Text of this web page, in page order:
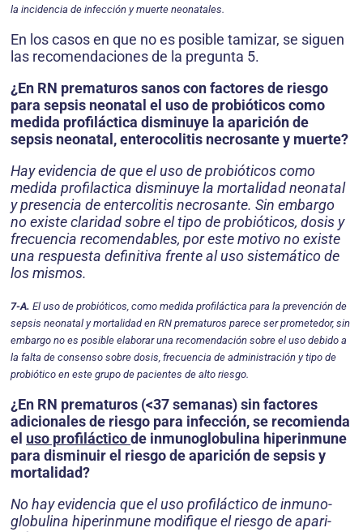
la incidencia de infección y muerte neonatales.
En los casos en que no es posible tamizar, se siguen
las recomendaciones de la pregunta 5.
¿En RN prematuros sanos con factores de riesgo
para sepsis neonatal el uso de probióticos como
medida profiláctica disminuye la aparición de
sepsis neonatal, enterocolitis necrosante y muerte?
Hay evidencia de que el uso de probióticos como
medida profilactica disminuye la mortalidad neonatal
y presencia de entercolitis necrosante. Sin embargo
no existe claridad sobre el tipo de probióticos, dosis y
frecuencia recomendables, por este motivo no existe
una respuesta definitiva frente al uso sistemático de
los mismos.
7-A. El uso de probióticos, como medida profiláctica para la prevención de
sepsis neonatal y mortalidad en RN prematuros parece ser prometedor, sin
embargo no es posible elaborar una recomendación sobre el uso debido a
la falta de consenso sobre dosis, frecuencia de administración y tipo de
probiótico en este grupo de pacientes de alto riesgo.
¿En RN prematuros (<37 semanas) sin factores
adicionales de riesgo para infección, se recomienda
el uso profilácticode inmunoglobulina hiperinmune
para disminuir el riesgo de aparición de sepsis y
mortalidad?
No hay evidencia que el uso profiláctico de inmuno­
globulina hiperinmune modifique el riesgo de apari­